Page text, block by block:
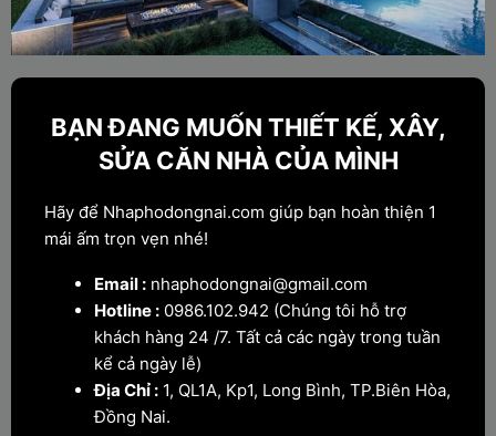
BẠN ĐANG MUỐN THIẾT KẾ, XÂY,
SỬA CĂN NHÀ CỦA MÌNH
Hãy để Nhaphodongnai.com giúp bạn hoàn thiện 1
mái ấm trọn vẹn nhé!
Email : nhaphodongnai@gmail.com
Hotline : 0986.102.942 (Chúng tôi hỗ trợ
khách hàng 24 /7. Tất cả các ngày trong tuần
kể cả ngày lễ)
Địa Chỉ : 1, QL1A, Kp1, Long Bình, TP.Biên Hòa,
Đồng Nai.